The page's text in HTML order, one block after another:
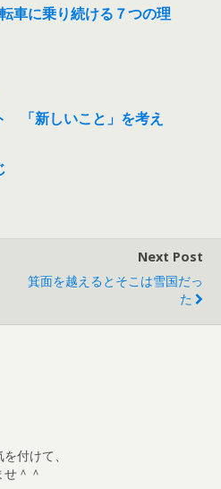
車に乗り続ける７つの理
「新しいこと」を考え
Next Post
箕面を越えるとそこは雪国だっ
た
付けて、
＾＾